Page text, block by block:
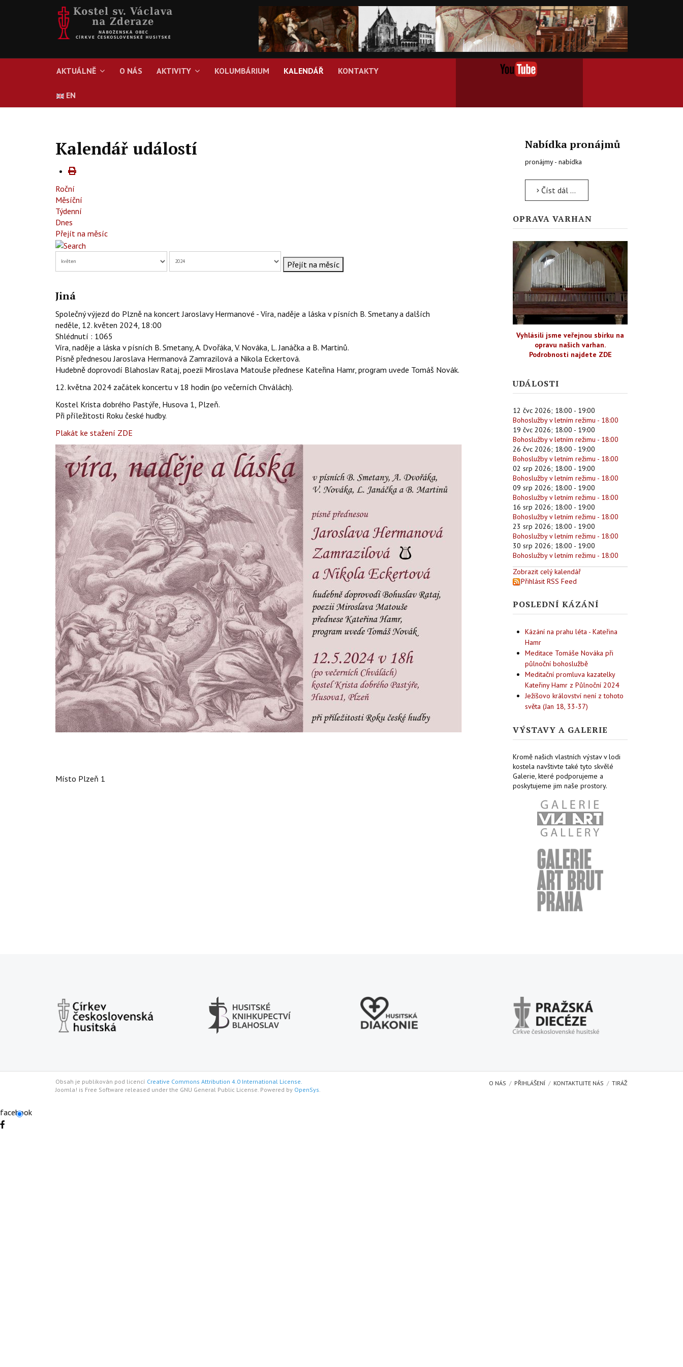
AKTUÁLNĚ O NÁS AKTIVITY KOLUMBÁRIUM KALENDÁŘ KONTAKTY
EN
Kalendář událostí
Roční
Měsíční
Týdenní
Dnes
Přejít na měsíc
Přejít na měsíc
Jiná
Společný výjezd do Plzně na koncert Jaroslavy Hermanové - Víra, naděje a láska v písních B. Smetany a dalších
neděle, 12. květen 2024, 18:00
Shlédnutí : 1065
Víra, naděje a láska v písních B. Smetany, A. Dvořáka, V. Nováka, L. Janáčka a B. Martinů.
Písně přednesou Jaroslava Hermanová Zamrazilová a Nikola Eckertová.
Hudebně doprovodí Blahoslav Rataj, poezii Miroslava Matouše přednese Kateřina Hamr, program uvede Tomáš Novák.
12. května 2024 začátek koncertu v 18 hodin (po večerních Chválách).
Kostel Krista dobrého Pastýře, Husova 1, Plzeň.
Při příležitosti Roku české hudby.
Plakát ke stažení ZDE
Místo Plzeň 1
Nabídka pronájmů
pronájmy - nabídka
Číst dál …
OPRAVA VARHAN
Vyhlásili jsme veřejnou sbírku na
opravu našich varhan.
Podrobnosti najdete ZDE
UDÁLOSTI
12 čvc 2026; 18:00 - 19:00
Bohoslužby v letním režimu - 18:00
19 čvc 2026; 18:00 - 19:00
Bohoslužby v letním režimu - 18:00
26 čvc 2026; 18:00 - 19:00
Bohoslužby v letním režimu - 18:00
02 srp 2026; 18:00 - 19:00
Bohoslužby v letním režimu - 18:00
09 srp 2026; 18:00 - 19:00
Bohoslužby v letním režimu - 18:00
16 srp 2026; 18:00 - 19:00
Bohoslužby v letním režimu - 18:00
23 srp 2026; 18:00 - 19:00
Bohoslužby v letním režimu - 18:00
30 srp 2026; 18:00 - 19:00
Bohoslužby v letním režimu - 18:00
Zobrazit celý kalendář
Přihlásit RSS Feed
POSLEDNÍ KÁZÁNÍ
Kázání na prahu léta - Kateřina
Hamr
Meditace Tomáše Nováka při
půlnoční bohoslužbě
Meditační promluva kazatelky
Kateřiny Hamr z Půlnoční 2024
Ježíšovo království není z tohoto
světa (Jan 18, 33-37)
VÝSTAVY A GALERIE
Kromě našich vlastních výstav v lodi
kostela navštivte také tyto skvělé
Galerie, které podporujeme a
poskytujeme jim naše prostory.
Obsah je publikován pod licencí Creative Commons Attribution 4.0 International License.
Joomla! is Free Software released under the GNU General Public License. Powered by OpenSys.
O NÁS PŘIHLÁŠENÍ KONTAKTUJTE NÁS TIRÁŽ
facebook